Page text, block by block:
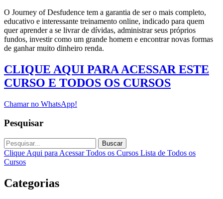
O Journey of Desfudence tem a garantia de ser o mais completo,
educativo e interessante treinamento online, indicado para quem
quer aprender a se livrar de dívidas, administrar seus próprios
fundos, investir como um grande homem e encontrar novas formas
de ganhar muito dinheiro renda.
CLIQUE AQUI PARA ACESSAR ESTE
CURSO E TODOS OS CURSOS
Chamar no WhatsApp!
Pesquisar
Buscar
Clique Aqui para Acessar Todos os Cursos Lista de Todos os
Cursos
Categorias